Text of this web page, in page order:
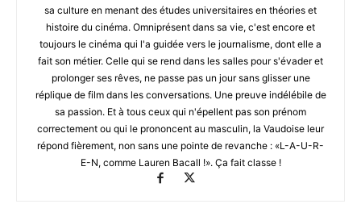
sa culture en menant des études universitaires en théories et
histoire du cinéma. Omniprésent dans sa vie, c'est encore et
toujours le cinéma qui l'a guidée vers le journalisme, dont elle a
fait son métier. Celle qui se rend dans les salles pour s'évader et
prolonger ses rêves, ne passe pas un jour sans glisser une
réplique de film dans les conversations. Une preuve indélébile de
sa passion. Et à tous ceux qui n'épellent pas son prénom
correctement ou qui le prononcent au masculin, la Vaudoise leur
répond fièrement, non sans une pointe de revanche : «L-A-U-R-
E-N, comme Lauren Bacall !». Ça fait classe !